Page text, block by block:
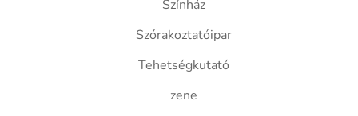
Színház
Szórakoztatóipar
Tehetségkutató
zene